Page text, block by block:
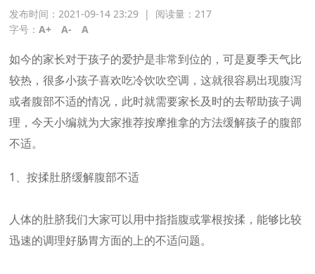
发布时间：2021-09-14 23:29 | 阅读量：217
字号：A+ A- A
如今的家长对于孩子的爱护是非常到位的，可是夏季天气比
较热，很多小孩子喜欢吃冷饮吹空调，这就很容易出现腹泻
或者腹部不适的情况，此时就需要家长及时的去帮助孩子调
理，今天小编就为大家推荐按摩推拿的方法缓解孩子的腹部
不适。
1、按揉肚脐缓解腹部不适
人体的肚脐我们大家可以用中指指腹或掌根按揉，能够比较
迅速的调理好肠胃方面的上的不适问题。